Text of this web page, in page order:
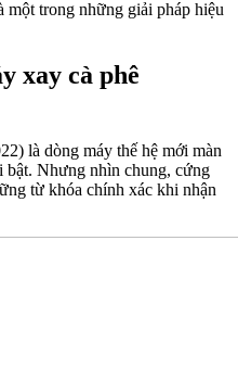
một trong những giải pháp hiệu
xay cà phê
là dòng máy thế hệ mới màn
Nhưng nhìn chung, cứng
từ khóa chính xác khi nhận